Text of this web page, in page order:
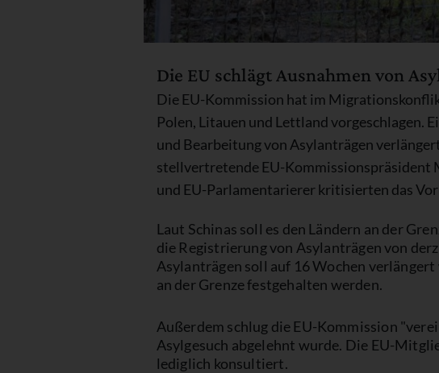
Die EU schlägt Ausnahmen von
Die EU-Kommission hat im
Polen, Litauen und Lettland vorgeschlagen.
und Bearbeitung von Asylanträgen
stellvertretende EU-Kommissionspräsident
und EU-Parlamentarierer kritisierten das
Laut Schinas soll es den Ländern an der
die Registrierung von Asylanträgen von
Asylanträgen soll auf 16 Wochen
an der Grenze festgehalten werden.
Außerdem schlug die EU-Kommission
Asylgesuch abgelehnt wurde. Die EU-
lediglich konsultiert.